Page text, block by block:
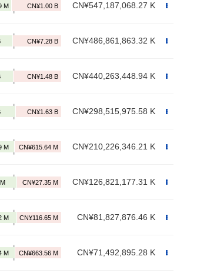
CN¥547,187,068.27 K
CN¥486,861,863.32 K
CN¥440,263,448.94 K
CN¥298,515,975.58 K
CN¥210,226,346.21 K
CN¥126,821,177.31 K
CN¥81,827,876.46 K
CN¥71,492,895.28 K